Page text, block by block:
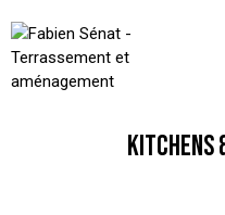
KITCHENS